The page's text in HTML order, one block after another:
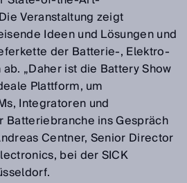
Veranstaltung zeigt
Ideen und Lösungen und
der Batterie-, Elektro-
„Daher ist die Battery Show
Plattform, um
Integratoren und
ins Gespräch
Centner, Senior Director
bei der SICK